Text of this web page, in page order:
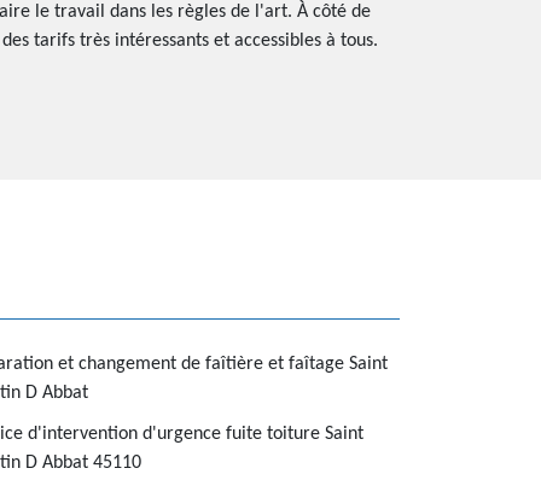
le travail dans les règles de l'art. À côté de
tarifs très intéressants et accessibles à tous.
et changement de faîtière et faîtage Saint
D Abbat
d'intervention d'urgence fuite toiture Saint
D Abbat 45110